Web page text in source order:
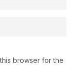
browser for the